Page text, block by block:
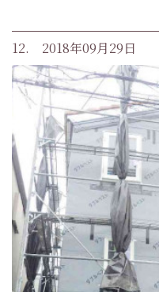
12. 2018年09月29日